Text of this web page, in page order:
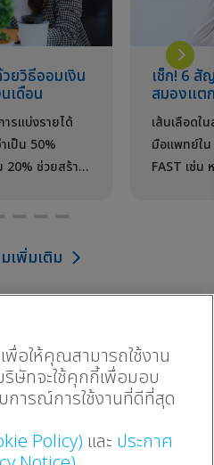
ยวิธีออมเงิน
เดือน
รแบ่งรายได้
เป็น 50%
20% ช่วยสร้าง
เช็ก! 6 สั
สมองแต
เส้นเลือดใ
มือแพทย์ใน
FAST เช่น
เพิ่มเติม
พื่อให้คุณสามารถใช้งาน
ษัทจะใช้คุกกี้เพื่อมอบ
การณ์การใช้งานที่ดีที่สุด
Policy) และ ประกาศ